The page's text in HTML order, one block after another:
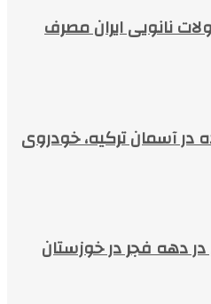
محصولات نانویی ایران مصرف
در آسمان ترکیه، خودروی
در دهه فجر در خوزستان